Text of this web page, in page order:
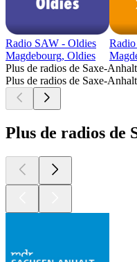
Radio SAW - Oldies
Magdebourg, Oldies
Plus de radios de Saxe-Anhalt
Plus de radios de Saxe-Anhalt
Plus de radios de